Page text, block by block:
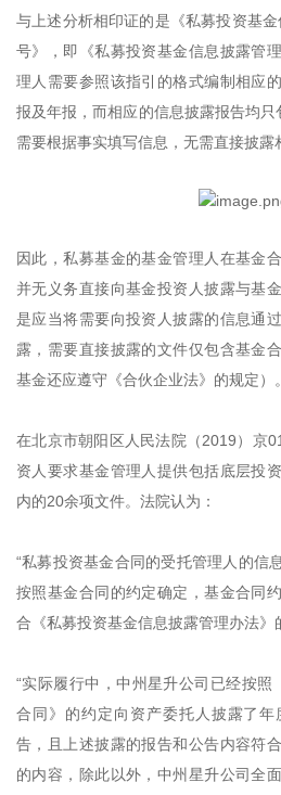
与上述分析相印证的是《私募投资基
号》，即《私募投资基金信息披露管
理人需要参照该指引的格式编制相应
报及年报，而相应的信息披露报告均只
需要根据事实填写信息，无需直接披露
因此，私募基金的基金管理人在基金
并无义务直接向基金投资人披露与基
是应当将需要向投资人披露的信息通
露，需要直接披露的文件仅包含基金
基金还应遵守《合伙企业法》的规定）。
在北京市朝阳区人民法院（2019）京
资人要求基金管理人提供包括底层投
内的20余项文件。法院认为：
“私募投资基金合同的受托管理人的信
按照基金合同的约定确定，基金合同
合《私募投资基金信息披露管理办法》
“实际履行中，中州星升公司已经按照
合同》的约定向资产委托人披露了
告，且上述披露的报告和公告内容符
的内容，除此以外，中州星升公司全